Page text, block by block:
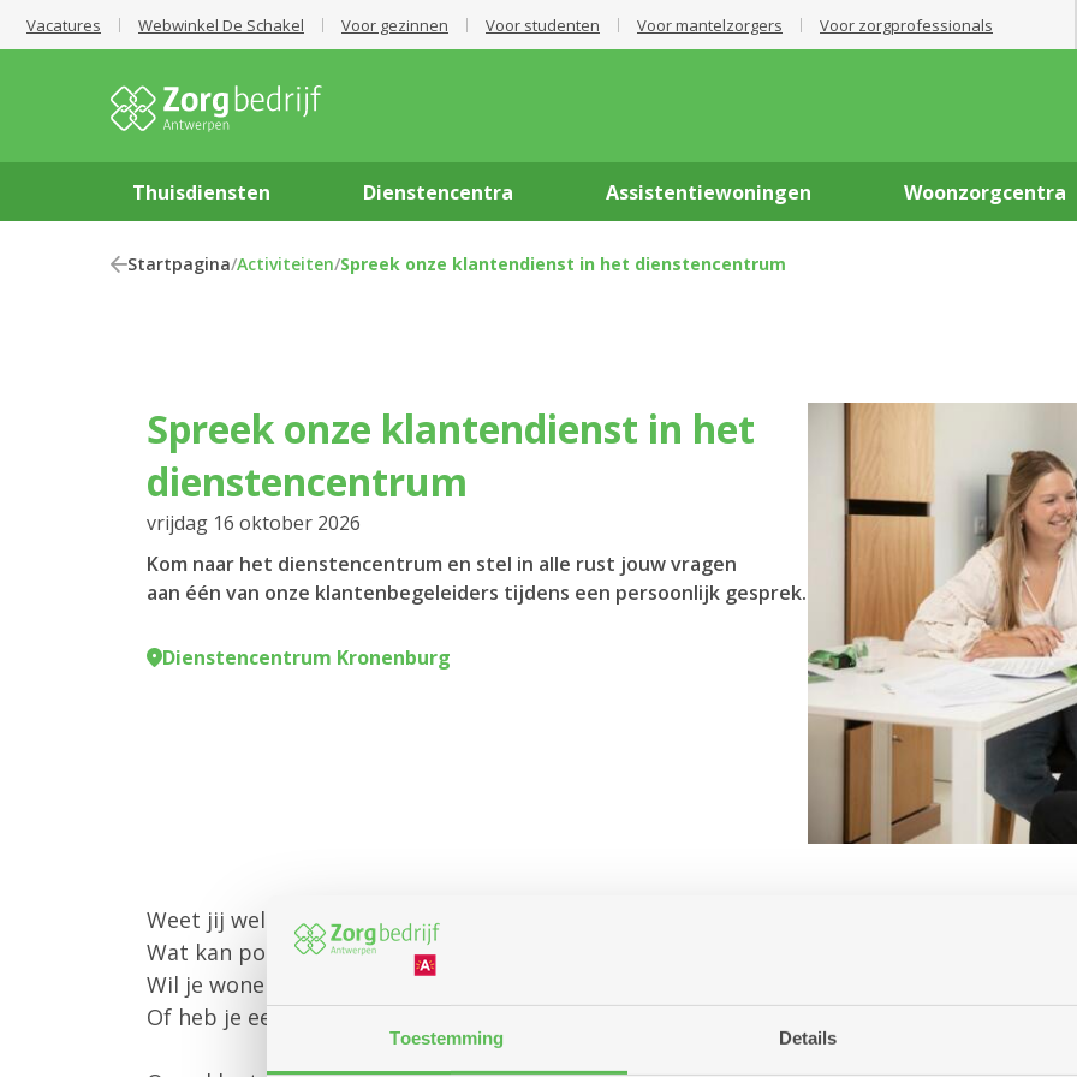
Toestemming Details
Vacatures Webwinkel De Schakel Voor gezinnen Voor studenten Voor mantelzorgers Voor zorgprofessionals
Thuisdiensten Dienstencentra Assistentiewoningen Woonzorgcentra
Startpagina/Activiteiten/Spreek onze klantendienst in het dienstencentrum
Spreek onze klantendienst in het
dienstencentrum
vrijdag 16 oktober 2026
Kom naar het dienstencentrum en stel in alle rust jouw vragen
aan één van onze klantenbegeleiders tijdens een persoonlijk gesprek.
Dienstencentrum Kronenburg
Weet jij welke diensten Zorgbedrijf Antwerpen aanbiedt?
Wat kan poetshulp of gezinszorg voor jou betekenen?
Wil je wonen in een assistentiewoning of woonzorgcentrum?
Of heb je een andere vraag?